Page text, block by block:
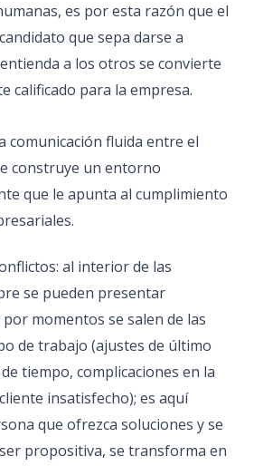
es por esta razón que el
que sepa darse a
a los otros se convierte
calificado para la empresa.
comunicación fluida entre el
construye un entorno
que le apunta al cumplimiento
al interior de las
se pueden presentar
momentos se salen de las
de trabajo (ajustes de último
tiempo, complicaciones en la
insatisfecho); es aquí
que ofrezca soluciones y se
propositiva, se transforma en